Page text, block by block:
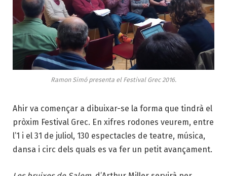
Ramon Simó presenta el Festival Grec 2016.
Ahir va començar a dibuixar-se la forma que tindrà el
pròxim Festival Grec. En xifres rodones veurem, entre
l’1 i el 31 de juliol, 130 espectacles de teatre, música,
dansa i circ dels quals es va fer un petit avançament.